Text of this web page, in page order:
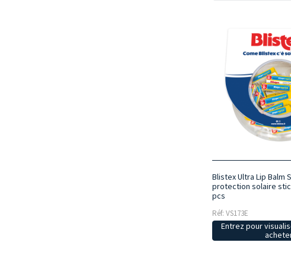
Blistex Ultra Lip Balm
protection solaire
pcs
Réf: VS173E
Entrez pour